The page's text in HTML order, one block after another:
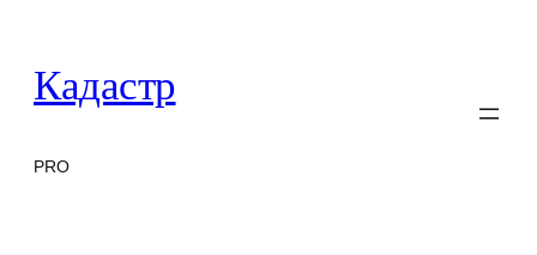
содержимому
Кадастр
PRO